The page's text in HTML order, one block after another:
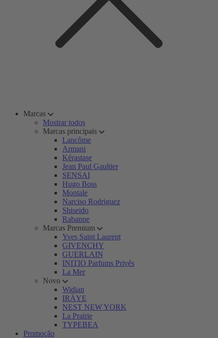
Marcas
Mostrar todos
Marcas principais
Lancôme
Armani
Kérastase
Jean Paul Gaultier
SENSAI
Hugo Boss
Montale
Narciso Rodriguez
Shiseido
Rabanne
Marcas Premium
Yves Saint Laurent
GIVENCHY
GUERLAIN
INITIO Parfums Privés
La Mer
Novo
Widian
IRÄYE
NEST NEW YORK
La Prairie
TYPEBEA
Promoção